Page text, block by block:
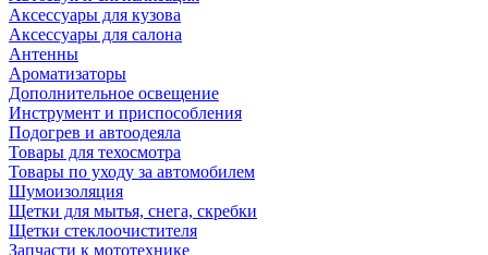
Аксессуары для кузова
Аксессуары для салона
Антенны
Ароматизаторы
Дополнительное освещение
Инструмент и приспособления
Подогрев и автоодеяла
Товары для техосмотра
Товары по уходу за автомобилем
Шумоизоляция
Щетки для мытья, снега, скребки
Щетки стеклоочистителя
Запчасти к мототехнике